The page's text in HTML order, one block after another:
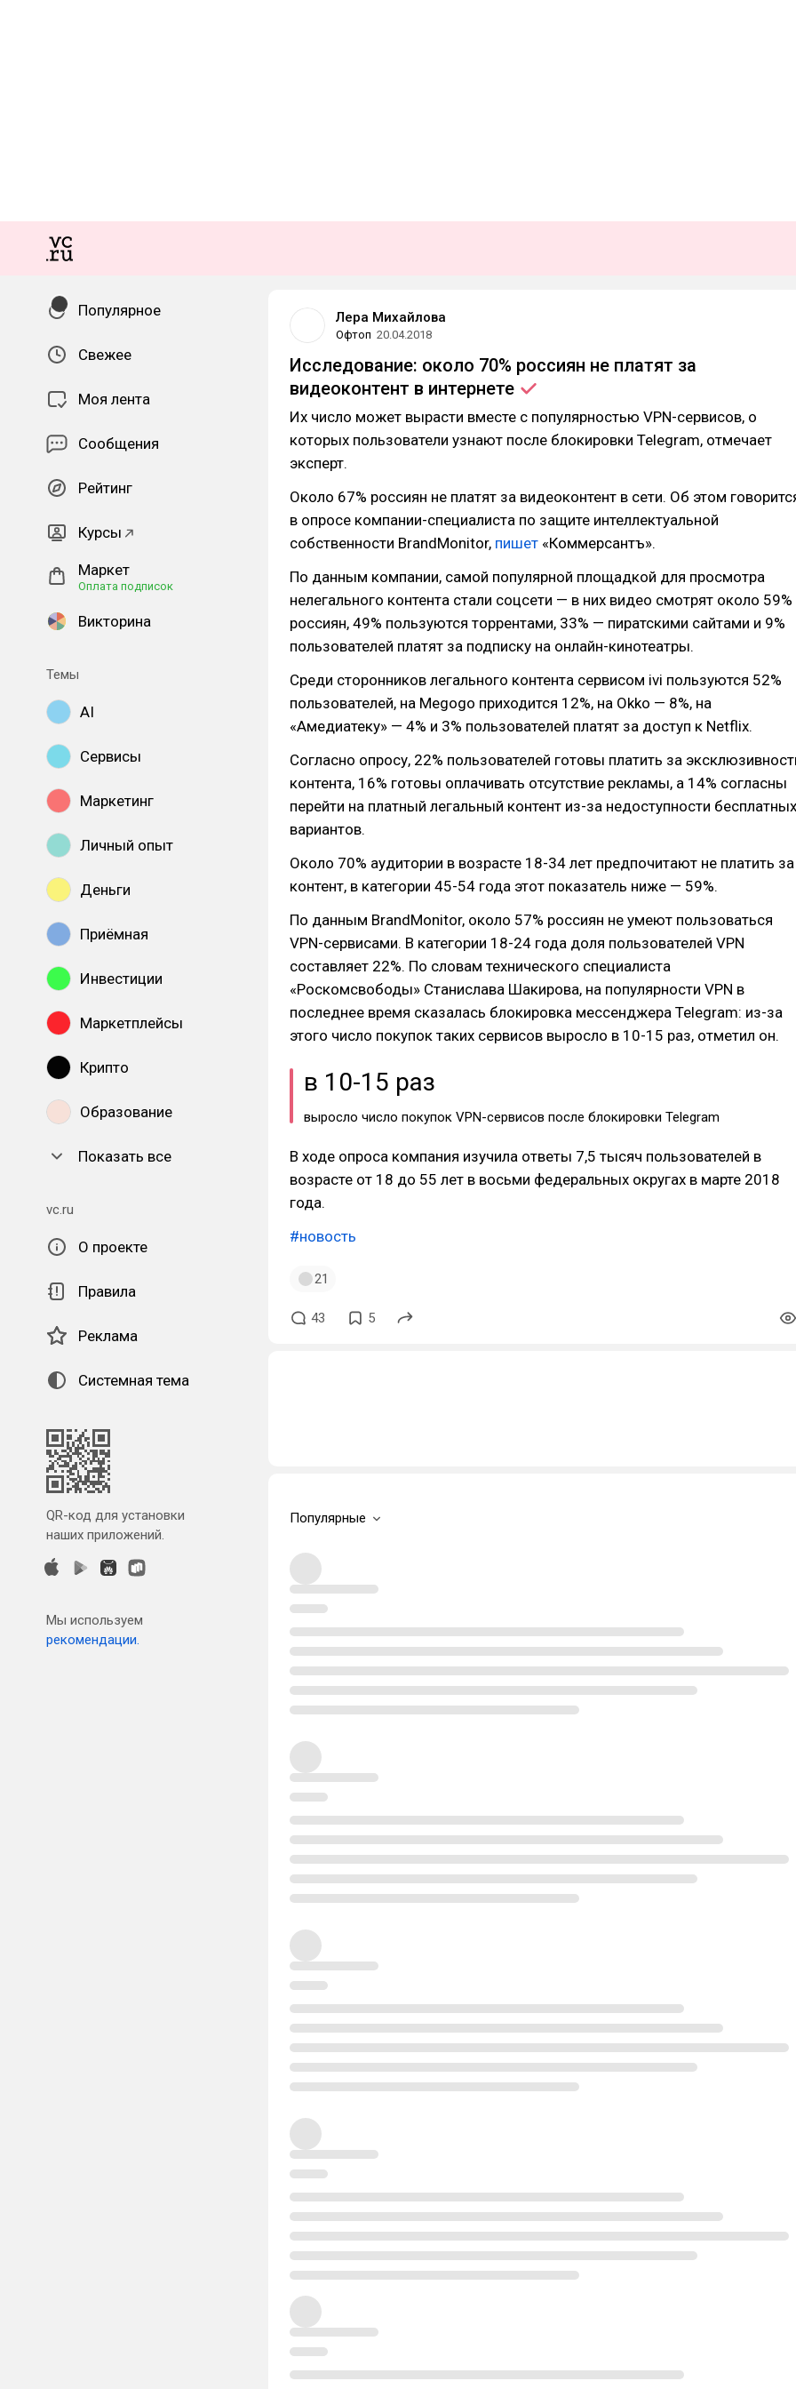
Популярное
Свежее
Моя лента
Сообщения
Рейтинг
Курсы
Маркет
Оплата подписок
Викторина
Темы
AI
Сервисы
Маркетинг
Личный опыт
Деньги
Приёмная
Инвестиции
Маркетплейсы
Крипто
Образование
Показать все
vc.ru
О проекте
Правила
Реклама
Системная тема
QR-код для установки
наших приложений.
Мы используем
рекомендации.
Лера Михайлова
Офтоп 20.04.2018
Исследование: около 70% россиян не платят за
видеоконтент в интернете
Их число может вырасти вместе с популярностью VPN-сервисов, о
которых пользователи узнают после блокировки Telegram, отмечает
эксперт.
Около 67% россиян не платят за видеоконтент в сети. Об этом
в опросе компании-специалиста по защите интеллектуальной
собственности BrandMonitor, пишет «Коммерсантъ».
По данным компании, самой популярной площадкой для просмотра
нелегального контента стали соцсети — в них видео смотрят около 59%
россиян, 49% пользуются торрентами, 33% — пиратскими сайтами и 9%
пользователей платят за подписку на онлайн-кинотеатры.
Среди сторонников легального контента сервисом ivi пользуются 52%
пользователей, на Megogo приходится 12%, на Okko — 8%, на
«Амедиатеку» — 4% и 3% пользователей платят за доступ к Netflix.
Согласно опросу, 22% пользователей готовы платить за
контента, 16% готовы оплачивать отсутствие рекламы, а 14% согласны
перейти на платный легальный контент из-за недоступности бесплатных
вариантов.
Около 70% аудитории в возрасте 18-34 лет предпочитают не платить за
контент, в категории 45-54 года этот показатель ниже — 59%.
По данным BrandMonitor, около 57% россиян не умеют пользоваться
VPN-сервисами. В категории 18-24 года доля пользователей VPN
составляет 22%. По словам технического специалиста
«Роскомсвободы» Станислава Шакирова, на популярности VPN в
последнее время сказалась блокировка мессенджера Telegram: из-за
этого число покупок таких сервисов выросло в 10-15 раз, отметил он.
в 10-15 раз
выросло число покупок VPN-сервисов после блокировки Telegram
В ходе опроса компания изучила ответы 7,5 тысяч пользователей в
возрасте от 18 до 55 лет в восьми федеральных округах в марте 2018
года.
#новость
21
43 5
Популярные